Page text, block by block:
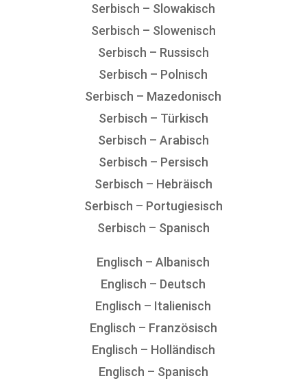
Serbisch – Slowakisch
Serbisch – Slowenisch
Serbisch – Russisch
Serbisch – Polnisch
Serbisch – Mazedonisch
Serbisch – Türkisch
Serbisch – Arabisch
Serbisch – Persisch
Serbisch – Hebräisch
Serbisch – Portugiesisch
Serbisch – Spanisch
Englisch – Albanisch
Englisch – Deutsch
Englisch – Italienisch
Englisch – Französisch
Englisch – Holländisch
Englisch – Spanisch